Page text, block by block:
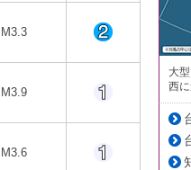
M3.3
M3.9
M3.6
大
西